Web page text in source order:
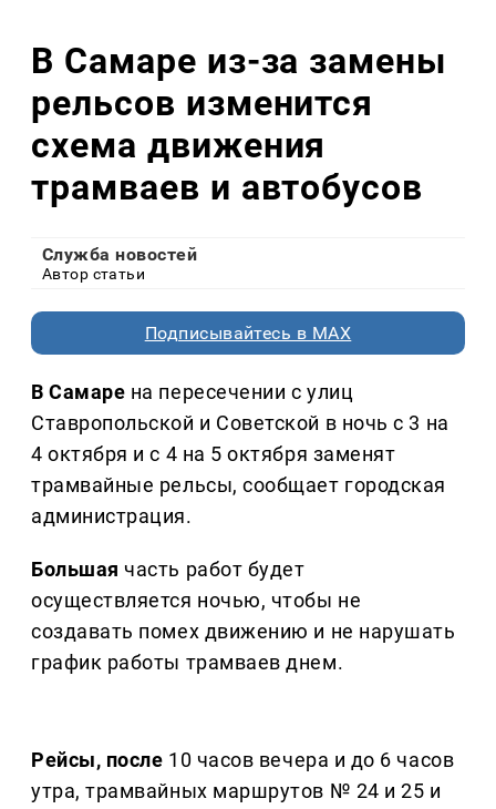
В Самаре из-за замены
рельсов изменится
схема движения
трамваев и автобусов
Служба новостей
Автор статьи
Подписывайтесь в MAX
В Самаре на пересечении с улиц
Ставропольской и Советской в ночь с 3 на
4 октября и с 4 на 5 октября заменят
трамвайные рельсы, сообщает городская
администрация.
Большаячасть работ будет
осуществляется ночью, чтобы не
создавать помех движению и не нарушать
график работы трамваев днем.
Рейсы, после 10 часов вечера и до 6 часов
утра, трамвайных маршрутов № 24 и 25 и